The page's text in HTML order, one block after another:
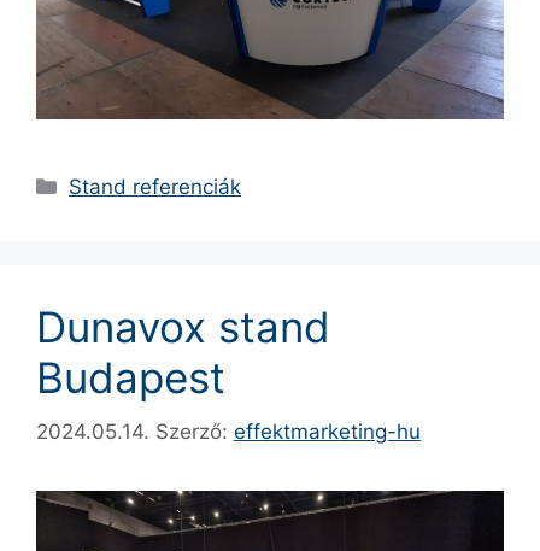
Stand referenciák
Dunavox stand
Budapest
2024.05.14. Szerző: effektmarketing-hu